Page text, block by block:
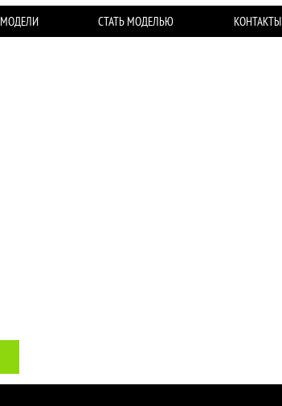
МОДЕЛИ СТАТЬ МОДЕЛЬЮ КОНТАКТЫ